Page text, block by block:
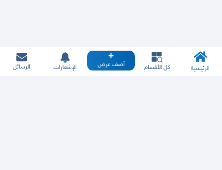
الرئيسية كل الأقسام أضف عرض الإشعارات الرسائل